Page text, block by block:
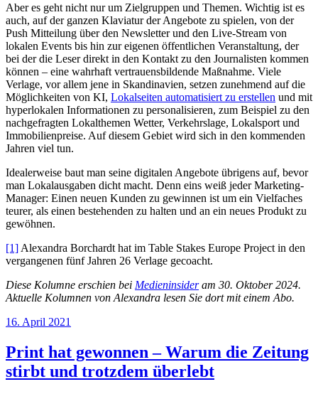
Aber es geht nicht nur um Zielgruppen und Themen. Wichtig ist es
auch, auf der ganzen Klaviatur der Angebote zu spielen, von der
Push Mitteilung über den Newsletter und den Live-Stream von
lokalen Events bis hin zur eigenen öffentlichen Veranstaltung, der
bei der die Leser direkt in den Kontakt zu den Journalisten kommen
können – eine wahrhaft vertrauensbildende Maßnahme. Viele
Verlage, vor allem jene in Skandinavien, setzen zunehmend auf die
Möglichkeiten von KI, Lokalseiten automatisiert zu erstellen und mit
hyperlokalen Informationen zu personalisieren, zum Beispiel zu den
nachgefragten Lokalthemen Wetter, Verkehrslage, Lokalsport und
Immobilienpreise. Auf diesem Gebiet wird sich in den kommenden
Jahren viel tun.
Idealerweise baut man seine digitalen Angebote übrigens auf, bevor
man Lokalausgaben dicht macht. Denn eins weiß jeder Marketing-
Manager: Einen neuen Kunden zu gewinnen ist um ein Vielfaches
teurer, als einen bestehenden zu halten und an ein neues Produkt zu
gewöhnen.
[1] Alexandra Borchardt hat im Table Stakes Europe Project in den
vergangenen fünf Jahren 26 Verlage gecoacht.
Diese Kolumne erschien bei Medieninsideram 30. Oktober 2024.
Aktuelle Kolumnen von Alexandra lesen Sie dort mit einem Abo.
Veröffentlicht
16. April 2021
Print hat gewonnen – Warum die Zeitung
stirbt und trotzdem überlebt